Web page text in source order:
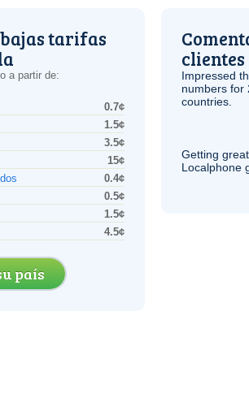
tarifas
a partir de:
0.7¢
1.5¢
3.5¢
15¢
0.4¢
0.5¢
1.5¢
4.5¢
país
clientes
Impressed
numbers for
countries.
Getting
Localphone